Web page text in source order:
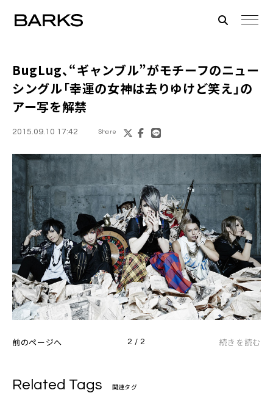
BugLug、“ギャンブル”がモチーフのニュー
シングル「幸運の女神は去りゆけど笑え」の
アー写を解禁
2015.09.10 17:42 Share
前のページへ 2 / 2 続きを読む
Related Tags 関連タグ